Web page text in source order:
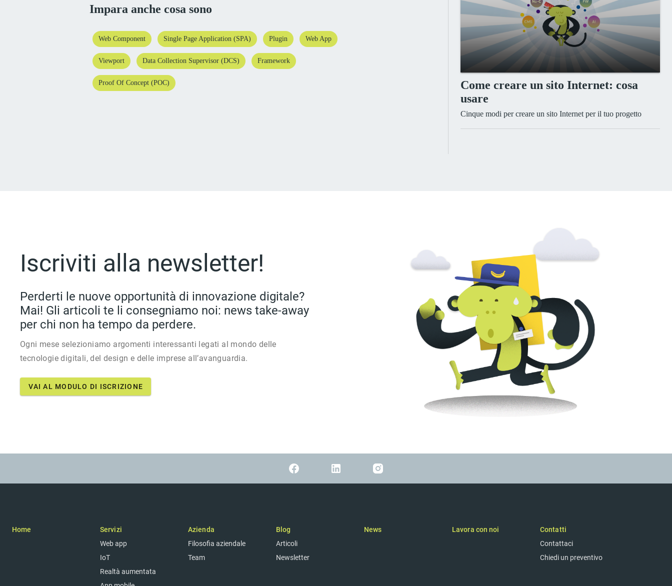
Impara anche cosa sono
Web Component Single Page Application (SPA) Plugin Web App
Viewport Data Collection Supervisor (DCS) Framework
Proof Of Concept (POC)
Come creare un sito Internet: cosa
usare
Cinque modi per creare un sito Internet per il tuo progetto
Iscriviti alla newsletter!
Perderti le nuove opportunità di innovazione digitale?
Mai! Gli articoli te li consegniamo noi: news take-away
per chi non ha tempo da perdere.
Ogni mese selezioniamo argomenti interessanti legati al mondo delle
tecnologie digitali, del design e delle imprese all’avanguardia.
VAI AL MODULO DI ISCRIZIONE
Home
Servizi
Web app
IoT
Realtà aumentata
Azienda
Filosofia aziendale
Team
Blog
Articoli
Newsletter
News Lavora con noi
Contatti
Contattaci
Chiedi un preventivo